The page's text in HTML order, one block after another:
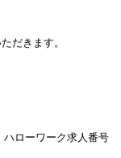
だきます。
ローワーク求人番号